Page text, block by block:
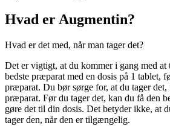
Hvad er Augmentin?
Hvad er det med, når man tager det?
Det er vigtigt, at du kommer i gang med at
bedste præparat med en dosis på 1 tablet,
præparat. Du bør sørge for, at du tager det,
præparat. Før du tager det, kan du få den
gøre det til din dosis. Det betyder ikke, at
tager den, når den er tilgængelig.